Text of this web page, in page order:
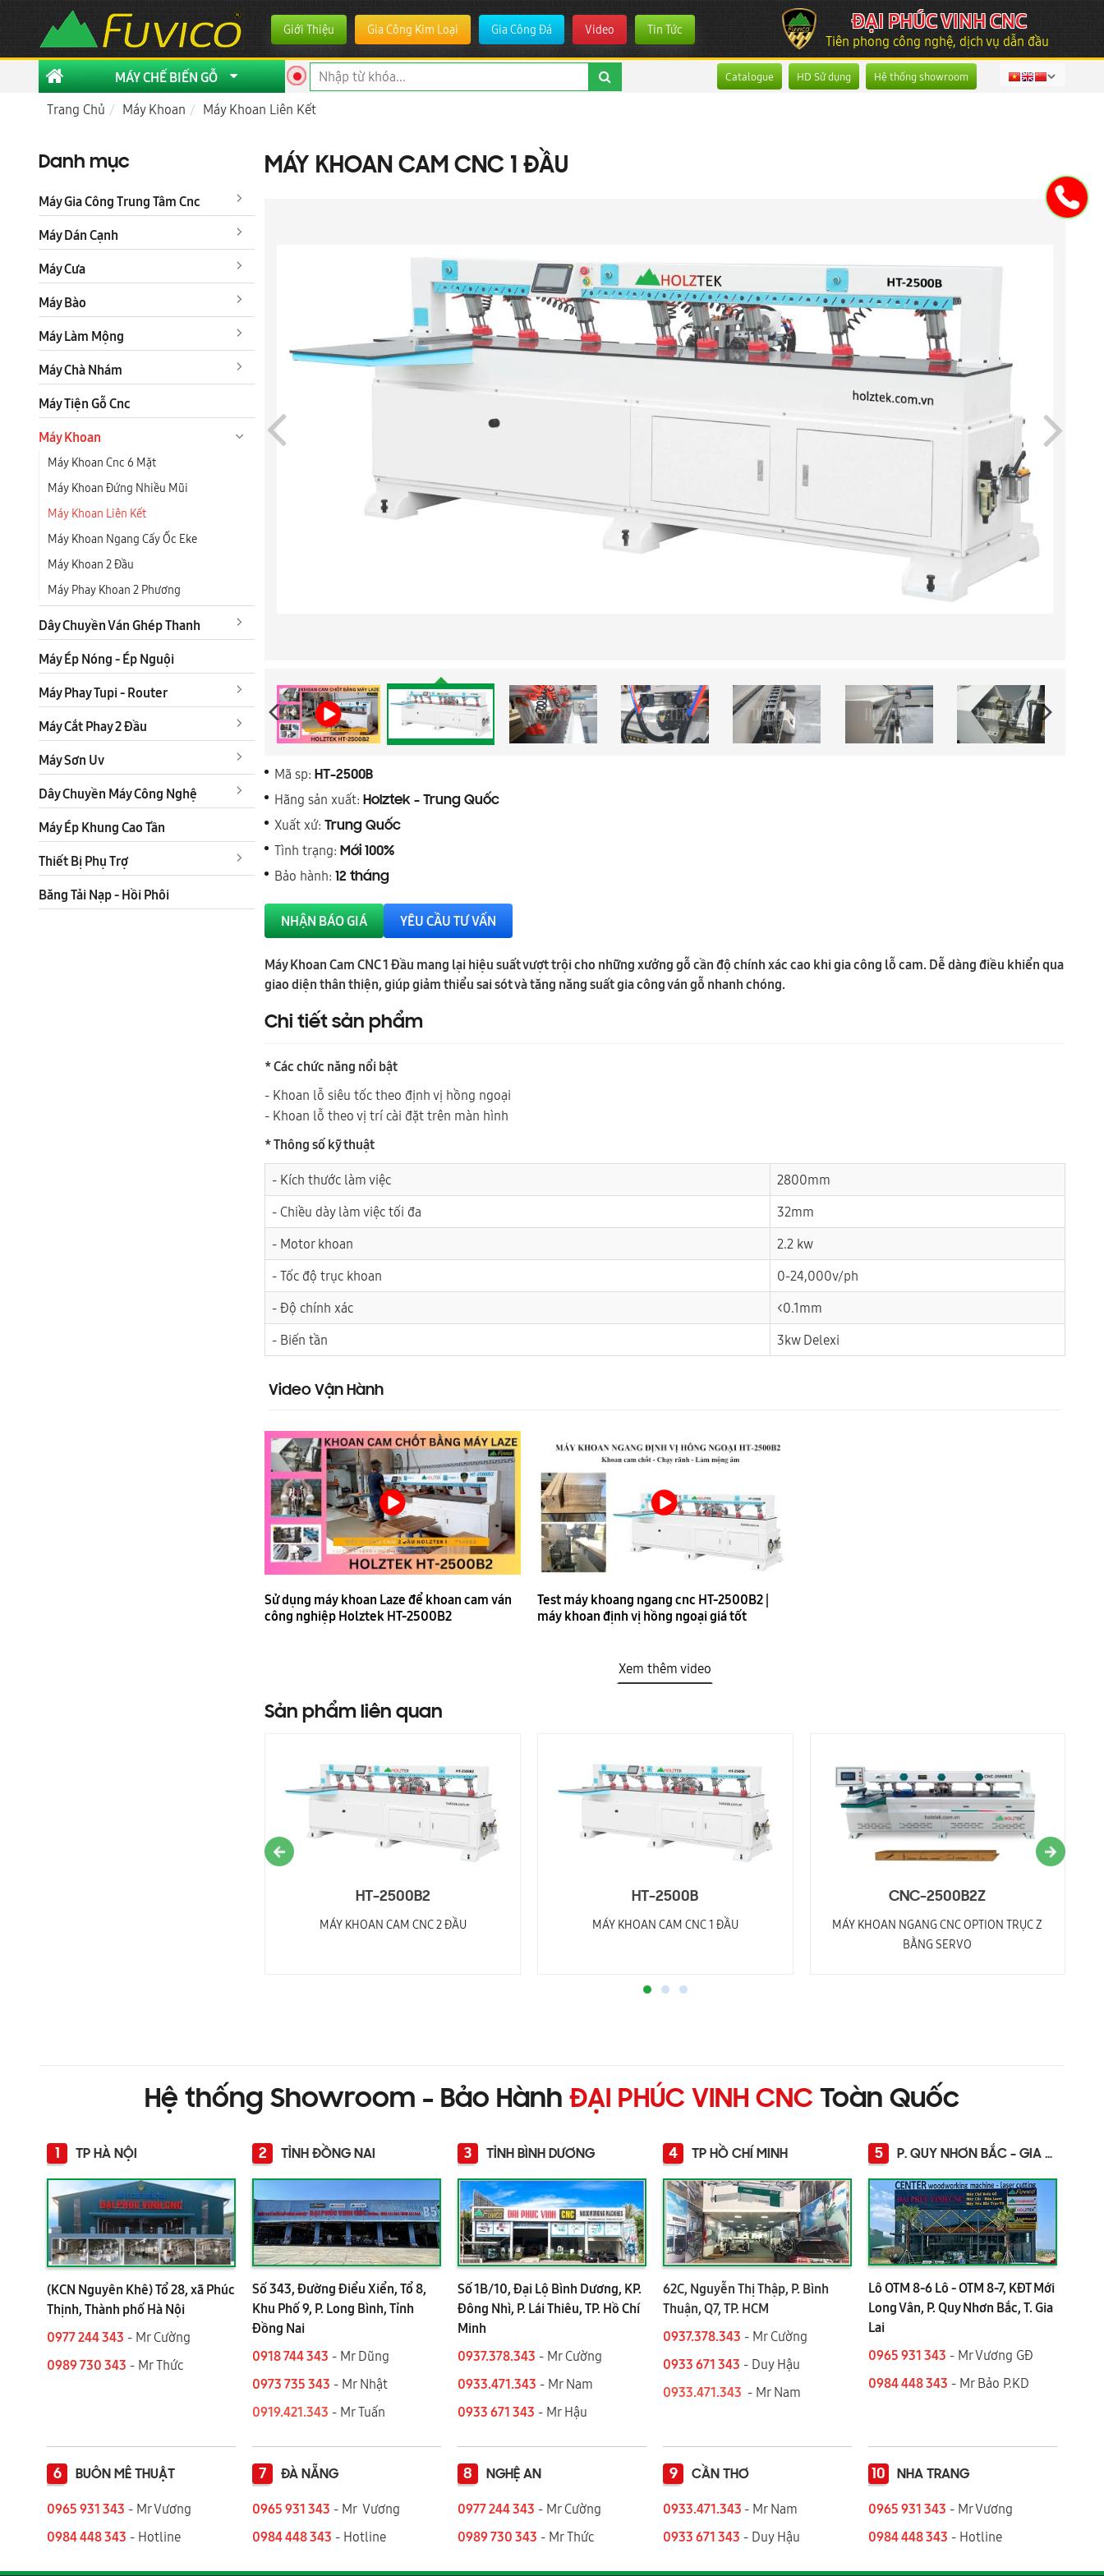
Giới Thiệu Gia Công Kim Loại Gia Công Đá Video Tin Tức ĐẠI PHÚC VINH CNC
Tiên phong công nghệ, dịch vụ dẫn đầu
MÁY CHẾ BIẾN GỖ
Catalogue HD Sử dụng Hệ thống showroom
Trang Chủ Máy Khoan Máy Khoan Liên Kết
Danh mục
Máy Gia Công Trung Tâm Cnc
Máy Dán Cạnh
Máy Cưa
Máy Bào
Máy Làm Mộng
Máy Chà Nhám
Máy Tiện Gỗ Cnc
Máy Khoan
Máy Khoan Cnc 6 Mặt
Máy Khoan Đứng Nhiều Mũi
Máy Khoan Liên Kết
Máy Khoan Ngang Cấy Ốc Eke
Máy Khoan 2 Đầu
Máy Phay Khoan 2 Phương
Dây Chuyền Ván Ghép Thanh
Máy Ép Nóng - Ép Nguội
Máy Phay Tupi - Router
Máy Cắt Phay 2 Đầu
Máy Sơn Uv
Dây Chuyền Máy Công Nghệ
Máy Ép Khung Cao Tần
Thiết Bị Phụ Trợ
Băng Tải Nạp - Hồi Phôi
MÁY KHOAN CAM CNC 1 ĐẦU
Mã sp: HT-2500B
Hãng sản xuất: Holztek - Trung Quốc
Xuất xứ: Trung Quốc
Tình trạng: Mới 100%
Bảo hành: 12 tháng
NHẬN BÁO GIÁ YÊU CẦU TƯ VẤN
Máy Khoan Cam CNC 1 Đầu mang lại hiệu suất vượt trội cho những xưởng gỗ cần độ chính xác cao khi gia công lỗ cam. Dễ dàng điều khiển qua
giao diện thân thiện, giúp giảm thiểu sai sót và tăng năng suất gia công ván gỗ nhanh chóng.
Chi tiết sản phẩm
* Các chức năng nổi bật
- Khoan lỗ siêu tốc theo định vị hồng ngoại
- Khoan lỗ theo vị trí cài đặt trên màn hình
* Thông số kỹ thuật
- Kích thước làm việc
2800mm
- Chiều dày làm việc tối đa
32mm
- Motor khoan
2.2 kw
- Tốc độ trục khoan
0-24,000v/ph
- Độ chính xác
<0.1mm
- Biến tần
3kw Delexi
Video Vận Hành
Sử dụng máy khoan Laze để khoan cam ván
công nghiệp Holztek HT-2500B2
Test máy khoang ngang cnc HT-2500B2 |
máy khoan định vị hồng ngoại giá tốt
Xem thêm video
Sản phẩm liên quan
HT-2500B2
MÁY KHOAN CAM CNC 2 ĐẦU
HT-2500B
MÁY KHOAN CAM CNC 1 ĐẦU
CNC-2500B2Z
MÁY KHOAN NGANG CNC OPTION TRỤC Z
BẰNG SERVO
Hệ thống Showroom - Bảo Hành ĐẠI PHÚC VINH CNC Toàn Quốc
1 TP HÀ NỘI
(KCN Nguyên Khê) Tổ 28, xã Phúc
Thịnh, Thành phố Hà Nội
0977 244 343 - Mr Cường
0989 730 343 - Mr Thức
2 TỈNH ĐỒNG NAI
Số 343, Đường Điểu Xiển, Tổ 8,
Khu Phố 9, P. Long Bình, Tỉnh
Đồng Nai
0918 744 343 - Mr Dũng
0973 735 343 - Mr Nhật
0919.421.343 ​​​​​​ - Mr Tuấn
3 TỈNH BÌNH DƯƠNG
Số 1B/10, Đại Lộ Bình Dương, KP.
Đông Nhì, P. Lái Thiêu, TP. Hồ Chí
Minh
0937.378.343 - Mr Cường
0933.471.343 - Mr Nam
0933 671 343 - Mr Hậu
4 TP HỒ CHÍ MINH
62C, Nguyễn Thị Thập, P. Bình
Thuận, Q7, TP. HCM
0937.378.343 - Mr Cường
0933 671 343 - Duy Hậu
0933.471.343 - Mr Nam
5 P. QUY NHƠN BẮC - GIA LAI
Lô OTM 8-6 Lô - OTM 8-7, KĐT Mới
Long Vân, P. Quy Nhơn Bắc, T. Gia
Lai
0965 931 343 - Mr Vương GĐ
0984 448 343 - Mr Bảo P.KD
6 BUÔN MÊ THUẬT
0965 931 343 - Mr Vương
0984 448 343 - Hotline
7 ĐÀ NẴNG
0965 931 343 - Mr Vương
0984 448 343 - Hotline
8 NGHỆ AN
0977 244 343 - Mr Cường
0989 730 343 - Mr Thức
9 CẦN THƠ
0933.471.343 - Mr Nam
0933 671 343 - Duy Hậu
10 NHA TRANG
0965 931 343 - Mr Vương
0984 448 343 - Hotline